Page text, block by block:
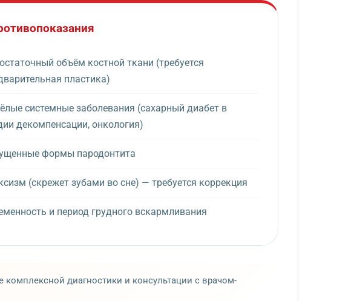
объём костной ткани (требуется
пластика)
системные заболевания (сахарный диабет в
декомпенсации, онкология)
формы пародонтита
(скрежет зубами во сне) — требуется коррекция
и период грудного вскармливания
диагностики и консультации с врачом-